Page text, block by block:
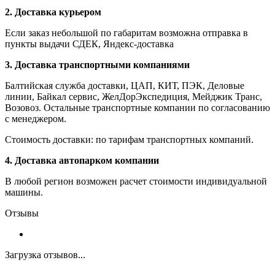
2. Доставка курьером
Если заказ небольшой по габаритам возможна отправка в
пункты выдачи СДЕК, Яндекс-доставка
3. Доставка транспортными компаниями
Балтийская служба доставки, ЦАП, КИТ, ПЭК, Деловые
линии, Байкал сервис, ЖелДорЭкспедиция, Мейджик Транс,
Возовоз. Остальные транспортные компании по согласованию
с менеджером.
Стоимость доставки: по тарифам транспортных компаний.
4. Доставка автопарком компании
В любой регион возможен расчет стоимости индивидуальной
машины.
Отзывы
Загрузка отзывов...